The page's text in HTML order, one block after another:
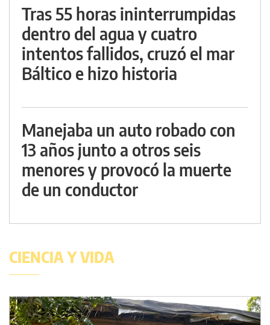
Tras 55 horas ininterrumpidas
dentro del agua y cuatro
intentos fallidos, cruzó el mar
Báltico e hizo historia
Manejaba un auto robado con
13 años junto a otros seis
menores y provocó la muerte
de un conductor
CIENCIA Y VIDA